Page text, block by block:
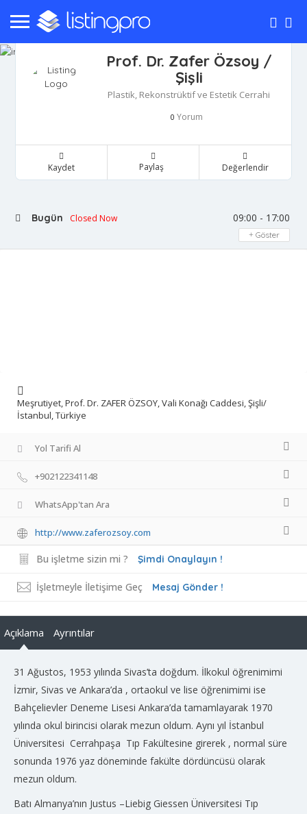
Prof. Dr. Zafer Özsoy /
Şişli
Plastik, Rekonstrüktif ve Estetik Cerrahi
0 Yorum
Kaydet Paylaş Değerlendir
Bugün Closed Now 09:00 - 17:00
Göster
Meşrutiyet, Prof. Dr. ZAFER ÖZSOY, Vali Konağı Caddesi, Şişli/
İstanbul, Türkiye
Yol Tarifi Al
+902122341148
WhatsApp'tan Ara
http://www.zaferozsoy.com
Bu işletme sizin mi ? Şimdi Onaylayın !
İşletmeyle İletişime Geç Mesaj Gönder !
Açıklama Ayrıntılar
31 Ağustos, 1953 yılında Sivas’ta doğdum. İlkokul öğrenimimi
İzmir, Sivas ve Ankara’da , ortaokul ve lise öğrenimimi ise
Bahçelievler Deneme Lisesi Ankara’da tamamlayarak 1970
yılında okul birincisi olarak mezun oldum. Aynı yıl İstanbul
Üniversitesi Cerrahpaşa Tıp Fakültesine girerek , normal süre
sonunda 1976 yaz döneminde fakülte dördüncüsü olarak
mezun oldum.
Batı Almanya’nın Justus –Liebig Giessen Üniversitesi Tıp